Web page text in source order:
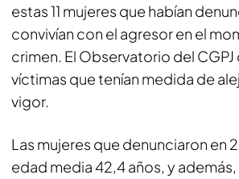
estas 11 mujeres que habían
convivían con el agresor en el
crimen. El Observatorio del CGPJ
víctimas que tenían medida de
vigor.
Las mujeres que denunciaron en
edad media 42,4 años, y